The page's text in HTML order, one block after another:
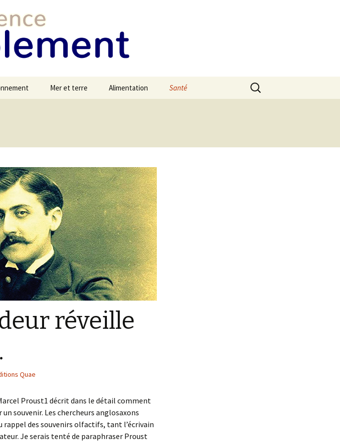
Mer et terre Alimentation Santé Rechercher :
réveille
Quae
Proust1 décrit dans le détail comment
souvenir. Les chercheurs anglosaxons
des souvenirs olfactifs, tant l’écrivain
Je serais tenté de paraphraser Proust